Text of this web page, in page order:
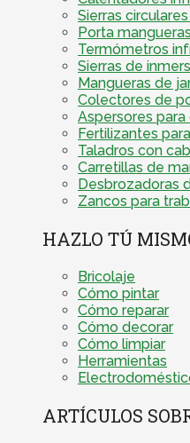
Sierras
Porta
Termómetros
Sierras de
Mangueras de
Colectores de
Aspersores
Fertilizantes
Taladros con
Carretillas de
Desbrozadoras
Zancos para
HAZLO TÚ
Bricolaje
Cómo pintar
Cómo reparar
Cómo decorar
Cómo limpiar
Herramientas
ARTÍCULOS